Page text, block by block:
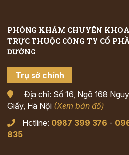
PHÒNG KHÁM CHUYÊN
TRỰC THUỘC CÔNG TY CỔ
ĐƯỜNG
Trụ sở chính
Địa chỉ: Số 16, Ngõ 168
Giấy, Hà Nội (Xem bản đồ)
Hotline: 0987 399 376 -
835